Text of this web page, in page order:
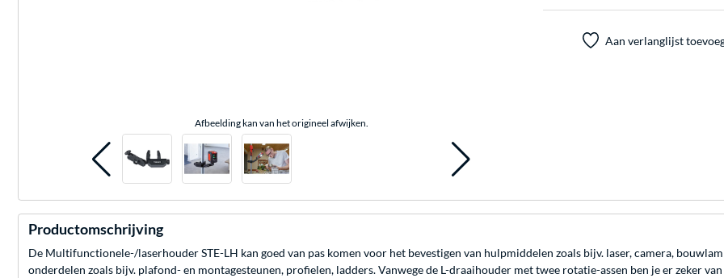
Afbeelding kan van het origineel afwijken.
Aan verlanglijst
Productomschrijving
De Multifunctionele-/laserhouder STE-LH kan goed van pas komen voor het bevestigen van hulpmiddelen zoals bijv. laser, camera,
onderdelen zoals bijv. plafond- en montagesteunen, profielen, ladders. Vanwege de L-draaihouder met twee rotatie-assen ben je er zeker